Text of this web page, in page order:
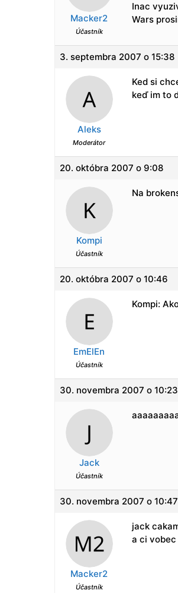
Macker2
Účastník
Inac
Wars
3. septembra 2007 o 15:38
Aleks
Moderátor
Ked si
keď im to
20. októbra 2007 o 9:08
Kompi
Účastník
Na
20. októbra 2007 o 10:46
EmElEn
Účastník
Kompi:
30. novembra 2007 o 10:23
Jack
Účastník
30. novembra 2007 o 10:47
Macker2
Účastník
jack
a ci vobec